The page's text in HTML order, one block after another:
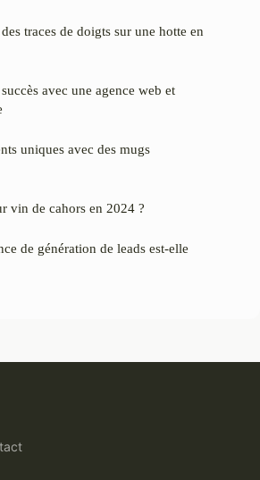
traces de doigts sur une hotte en
avec une agence web et
uniques avec des mugs
vin de cahors en 2024 ?
de génération de leads est-elle